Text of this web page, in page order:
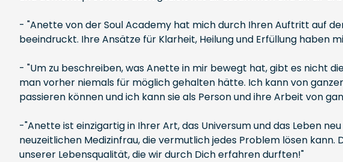
- "Anette von der Soul Academy hat mich durch Ihren Auftritt auf
beeindruckt. Ihre Ansätze für Klarheit, Heilung und Erfüllung
- "Um zu beschreiben, was Anette in mir bewegt hat, gibt es nicht
man vorher niemals für möglich gehalten hätte. Ich kann von
passieren können und ich kann sie als Person und ihre Arbeit von
-"Anette ist einzigartig in Ihrer Art, das Universum und das Leben
neuzeitlichen Medizinfrau, die vermutlich jedes Problem lösen
unserer Lebensqualität, die wir durch Dich erfahren durften!"